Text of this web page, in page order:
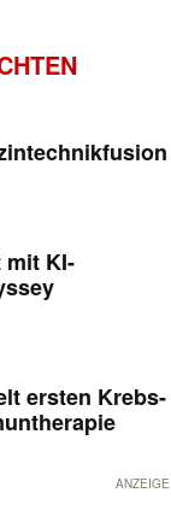
mit KI-
ersten Krebs-
ANZEIGE